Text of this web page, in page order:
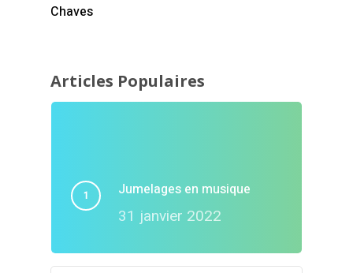
Chaves
Articles Populaires
Jumelages en musique
31 janvier 2022